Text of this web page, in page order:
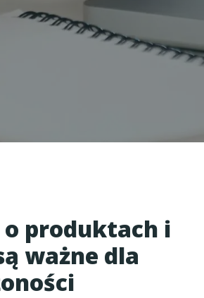
o produktach i
ważne dla